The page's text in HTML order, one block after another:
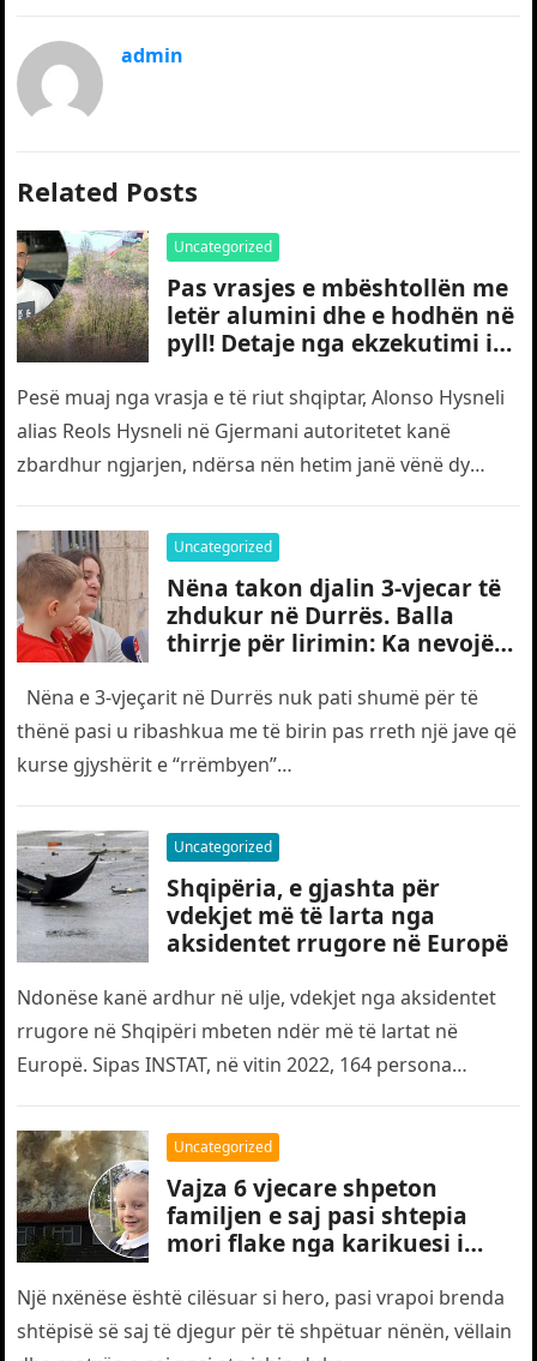
admin
Related Posts
Uncategorized
Pas vrasjes e mbështollën me
letër alumini dhe e hodhën në
pyll! Detaje nga ekzekutimi i
Pesë muaj nga vrasja e të riut shqiptar, Alonso Hysneli
alias Reols Hysneli në Gjermani autoritetet kanë
zbardhur ngjarjen, ndërsa nën hetim janë vënë dy
Uncategorized
Nëna takon djalin 3-vjecar të
zhdukur në Durrës. Balla
thirrje për lirimin: Ka nevojë
Nëna e 3-vjeçarit në Durrës nuk pati shumë për të
thënë pasi u ribashkua me të birin pas rreth një jave që
kurse gjyshërit e “rrëmbyen”…
Uncategorized
Shqipëria, e gjashta për
vdekjet më të larta nga
aksidentet rrugore në Europë
Ndonëse kanë ardhur në ulje, vdekjet nga aksidentet
rrugore në Shqipëri mbeten ndër më të lartat në
Europë. Sipas INSTAT, në vitin 2022, 164 persona
Uncategorized
Vajza 6 vjecare shpeton
familjen e saj pasi shtepia
mori flake nga karikuesi i
Një nxënëse është cilësuar si hero, pasi vrapoi brenda
shtëpisë së saj të djegur për të shpëtuar nënën, vëllain